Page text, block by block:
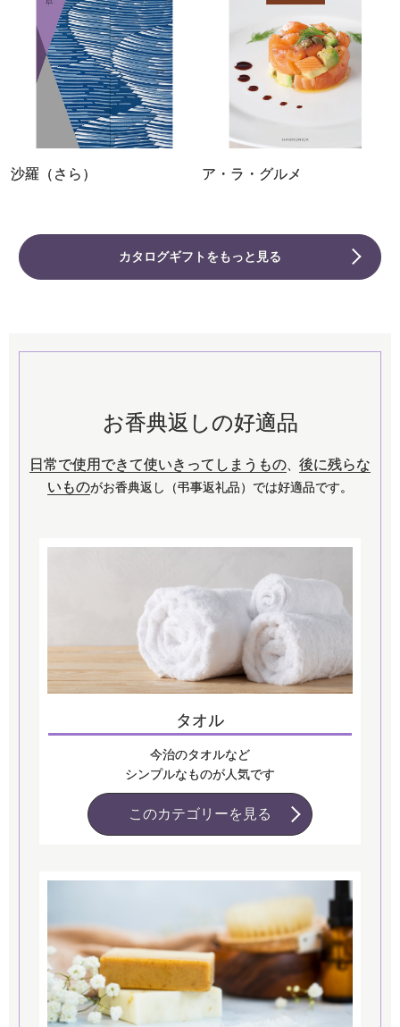
沙羅（さら） ア・ラ・グルメ
カタログギフトをもっと見る
お香典返しの好適品
日常で使用できて使いきってしまうもの
後に残らな
いものがお香典返し（弔事返礼品）では好適品です。
タオル
今治のタオルなど
シンプルなものが人気です
このカテゴリーを見る